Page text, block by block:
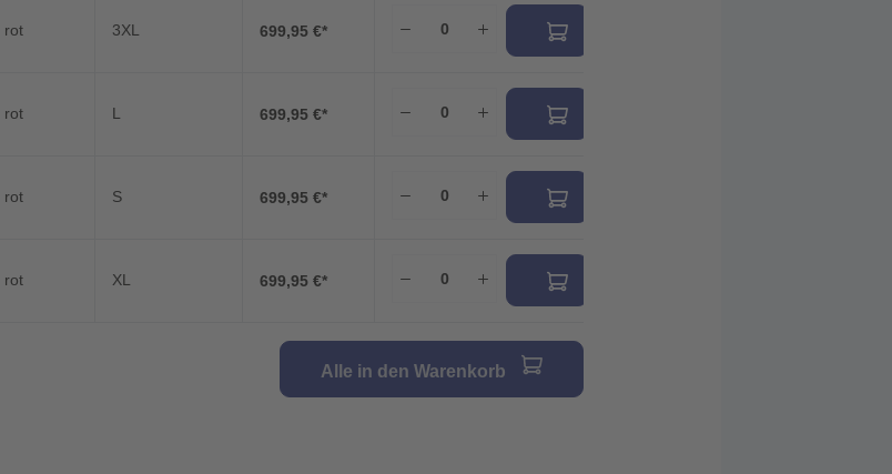
rot 3XL 699,95 €*
rot L 699,95 €*
rot S 699,95 €*
rot XL 699,95 €*
Alle in den Warenkorb